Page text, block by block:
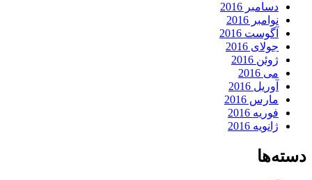
دسامبر 2016
نوامبر 2016
آگوست 2016
جولای 2016
ژوئن 2016
می 2016
آوریل 2016
مارس 2016
فوریه 2016
ژانویه 2016
دسته‌ها